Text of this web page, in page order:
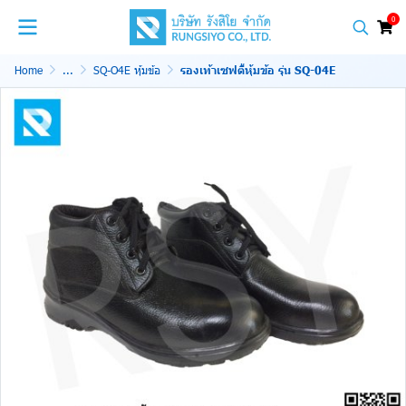
0
Home ... SQ-O4E หุ้มข้อ รองเท้าเซฟตี้หุ้มข้อ รุ่น SQ-04E